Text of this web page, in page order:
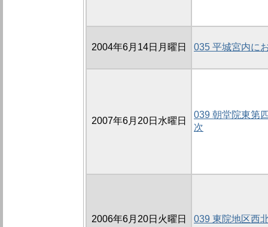
2004年6月14日月曜日 035 平城宮内に
2007年6月20日水曜日
039 朝堂院東第
次
2006年6月20日火曜日 039 東院地区西